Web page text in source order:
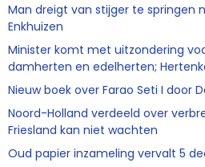
Man dreigt van stijger te springen
Enkhuizen
Minister komt met uitzondering
damherten en edelherten;
Nieuw boek over Farao Seti I door
Noord-Holland verdeeld over
Friesland kan niet wachten
Oud papier inzameling vervalt 5